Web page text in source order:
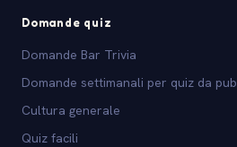
Domande quiz
Domande Bar Trivia
Domande settimanali per quiz da pub
Cultura generale
Quiz facili